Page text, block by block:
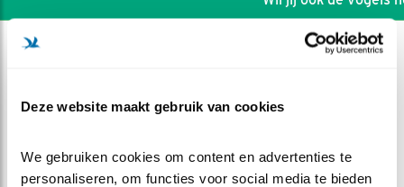
Deze website maakt gebruik van cookies
We gebruiken cookies om content en advertenties te
personaliseren, om functies voor social media te bieden